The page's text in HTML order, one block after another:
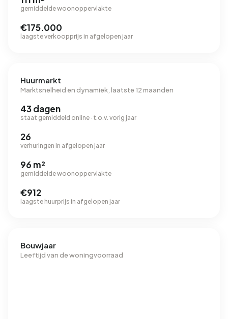
gemiddelde woonoppervlakte
€175.000
laagste verkoopprijs in afgelopen jaar
Huurmarkt
Marktsnelheid en dynamiek, laatste 12 maanden
43 dagen
staat gemiddeld online · t.o.v. vorig jaar
26
verhuringen in afgelopen jaar
96 m²
gemiddelde woonoppervlakte
€912
laagste huurprijs in afgelopen jaar
Bouwjaar
Leeftijd van de woningvoorraad